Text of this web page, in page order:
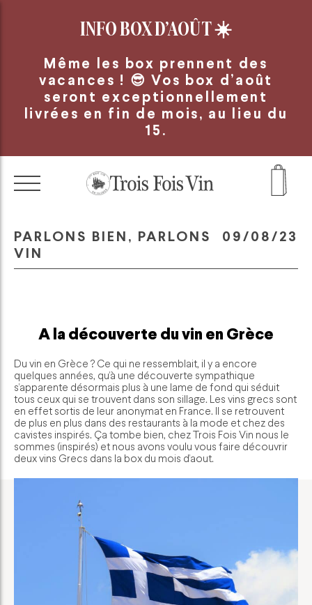
INFO BOX D’AOÛT☀️
Même les box prennent des
vacances ! 😎 Vos box d’août
seront exceptionnellement
livrées en fin de mois, au lieu du
15.
PARLONS BIEN, PARLONS
VIN
09/08/23
A la découverte du vin en Grèce
Du vin en Grèce ? Ce qui ne ressemblait, il y a encore
quelques années, qu’à une découverte sympathique
s’apparente désormais plus à une lame de fond qui séduit
tous ceux qui se trouvent dans son sillage. Les vins grecs sont
en effet sortis de leur anonymat en France. Il se retrouvent
de plus en plus dans des restaurants à la mode et chez des
cavistes inspirés. Ça tombe bien, chez Trois Fois Vin nous le
sommes (inspirés) et nous avons voulu vous faire découvrir
deux vins Grecs dans la box du mois d’aout.